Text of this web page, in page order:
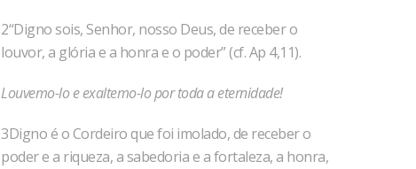
2“Digno sois, Senhor, nosso Deus, de receber o
louvor, a glória e a honra e o poder” (cf. Ap 4,11).
Louvemo-lo e exaltemo-lo por toda a eternidade!
3Digno é o Cordeiro que foi imolado, de receber o
poder e a riqueza, a sabedoria e a fortaleza, a honra,